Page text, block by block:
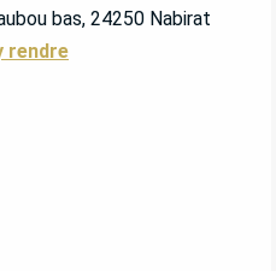
bas, 24250 Nabirat
rendre